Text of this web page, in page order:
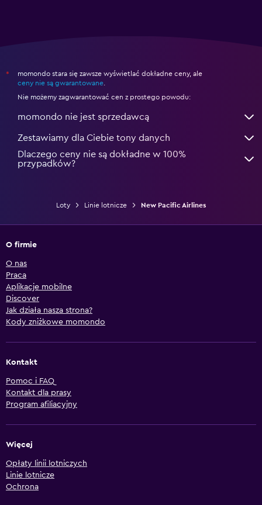
*
momondo stara się zawsze wyświetlać dokładne ceny, ale
ceny nie są gwarantowane
Nie możemy zagwarantować cen z prostego powodu:
momondo nie jest sprzedawcą
Zestawiamy dla Ciebie tony danych
Dlaczego ceny nie są dokładne w 100%
przypadków?
Loty Linie lotnicze New Pacific Airlines
O firmie
O nas
Praca
Aplikacje mobilne
Discover
Jak działa nasza strona?
Kody zniżkowe momondo
Kontakt
Pomoc i FAQ
Kontakt dla prasy
Program afiliacyjny
Więcej
Opłaty linii lotniczych
Linie lotnicze
Ochrona